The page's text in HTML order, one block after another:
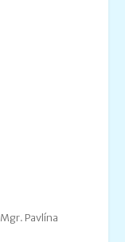
Mgr. Pavlína